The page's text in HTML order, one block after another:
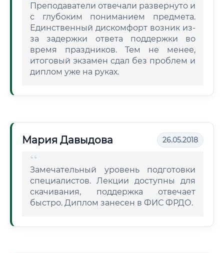
Преподаватели отвечали развернуто и
с глубоким пониманием предмета.
Единственный дискомфорт возник из-
за задержки ответа поддержки во
время праздников. Тем не менее,
итоговый экзамен сдал без проблем и
диплом уже на руках.
Мария Давыдова 26.05.2018
Замечательный уровень подготовки
специалистов. Лекции доступны для
скачивания, поддержка отвечает
быстро. Диплом занесен в ФИС ФРДО.